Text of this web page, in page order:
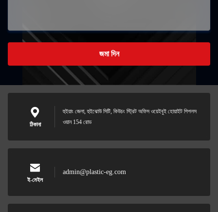
জমা দিন
ঠিকানা
হুইয়াং জেলা, হুইঝোউ সিটি, কিউচং স্ট্রিট অফিস ওয়েইবুই হোয়াইট পিপলস
ওয়ান 154 রোড
ই-মেইল
admin@plastic-eg.com